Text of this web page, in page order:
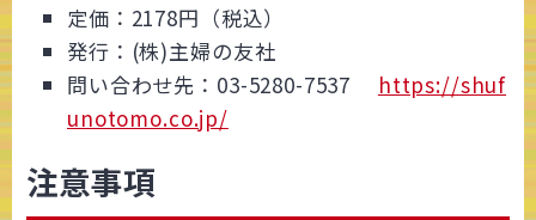
定価：2178円（税込）
発行：(株)主婦の友社
問い合わせ先：03-5280-7537 https://shuf
unotomo.co.jp/
注意事項